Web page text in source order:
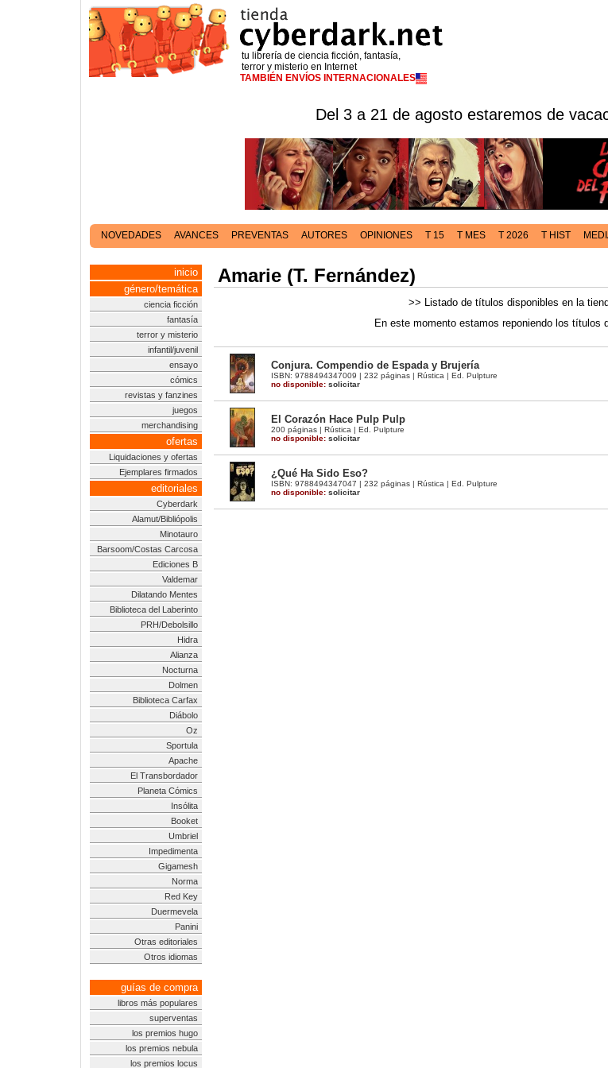
tu librería de ciencia ficción, fantasía,
terror y misterio en Internet
TAMBIÉN ENVÍOS INTERNACIONALES
Del 3 a 21 de agosto estaremos de
NOVEDADES AVANCES PREVENTAS AUTORES OPINIONES T 15 T MES T 2026 T HIST
inicio
género/temática
ciencia ficción
fantasía
terror y misterio
infantil/juvenil
ensayo
cómics
revistas y fanzines
juegos
merchandising
ofertas
Liquidaciones y ofertas
Ejemplares firmados
editoriales
Cyberdark
Alamut/Bibliópolis
Minotauro
Barsoom/Costas Carcosa
Ediciones B
Valdemar
Dilatando Mentes
Biblioteca del Laberinto
PRH/Debolsillo
Hidra
Alianza
Nocturna
Dolmen
Biblioteca Carfax
Diábolo
Oz
Sportula
Apache
El Transbordador
Planeta Cómics
Insólita
Booket
Umbriel
Impedimenta
Gigamesh
Norma
Red Key
Duermevela
Panini
Otras editoriales
Otros idiomas
guías de compra
libros más populares
superventas
los premios hugo
los premios nebula
los premios locus
Amarie (T. Fernández)
>> Listado de títulos disponibles en la
En este momento estamos reponiendo los títulos
Conjura. Compendio de Espada y Brujería
ISBN: 9788494347009 | 232 páginas | Rústica | Ed. Pulpture
no disponible: solicitar
El Corazón Hace Pulp Pulp
200 páginas | Rústica | Ed. Pulpture
no disponible: solicitar
¿Qué Ha Sido Eso?
ISBN: 9788494347047 | 232 páginas | Rústica | Ed. Pulpture
no disponible: solicitar